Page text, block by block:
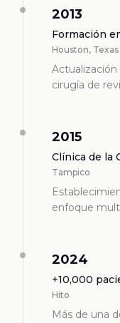
2013
Formación
Houston, Texas
cirugía de
2015
Clínica de la
Tampico
enfoque
2024
+10,000
Hito
Más de una